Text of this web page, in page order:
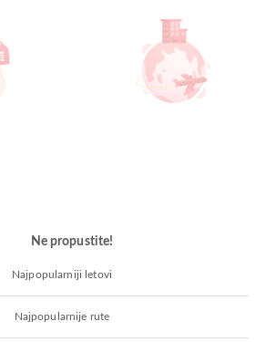
Ne propustite!
Najpopularniji letovi
Najpopularnije rute